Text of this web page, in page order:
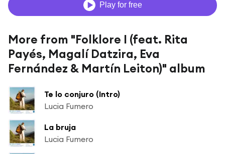
Play for free
More from "Folklore I (feat. Rita
Payés, Magalí Datzira, Eva
Fernández & Martín Leiton)" album
Te lo conjuro (Intro)
Lucia Fumero
La bruja
Lucia Fumero